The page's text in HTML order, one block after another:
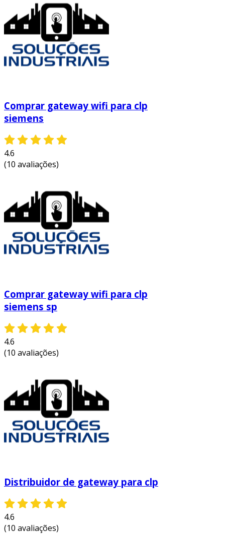
a adoção de gateways para clp pode, portanto,
impulsionar a competitividade das empresas no
mercado, proporcionando um ambiente de
trabalho mais eficiente e produtivo.
Comprar gateway wifi para clp
siemens
4.6
(10 avaliações)
Comprar gateway wifi para clp
siemens sp
4.6
(10 avaliações)
Distribuidor de gateway para clp
4.6
(10 avaliações)